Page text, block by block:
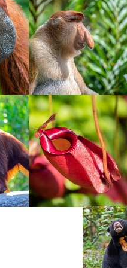
УВЕЛИЧИ
УВЕЛИЧИ